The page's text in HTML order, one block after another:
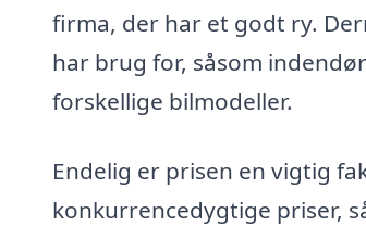
firma, der har et godt ry.
har brug for, såsom
forskellige bilmodeller.
Endelig er prisen en vigtig
konkurrencedygtige priser,